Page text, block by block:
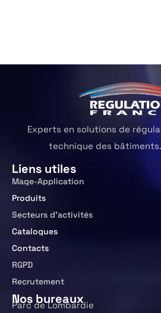
Experts en solutions de
technique des bâtiments.
Liens utiles
Mage-Application
Produits
Secteurs d’activités
Catalogues
Contacts
RGPD
Recrutement
Nos bureaux
Parc de Lombardie